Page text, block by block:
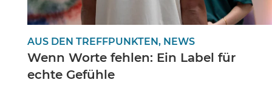
AUS DEN TREFFPUNKTEN, NEWS
Wenn Worte fehlen: Ein Label für
echte Gefühle